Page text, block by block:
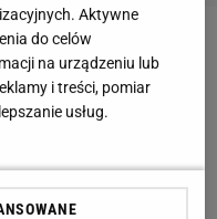
przed ośrodkiem
Aktywne
do celów
na urządzeniu lub
i treści, pomiar
usług.